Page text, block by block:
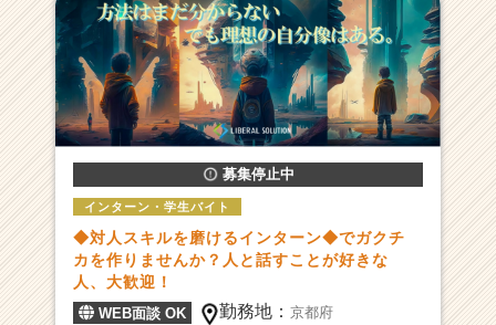
の
採
用/
求
人
一
覧
【再
生
可
能
ネ
募集停止中
インターン・学生バイト
◆対人スキルを磨けるインターン◆でガクチ
カを作りませんか？人と話すことが好きな
人、大歓迎！
WEB面談 OK 勤務地：京都府